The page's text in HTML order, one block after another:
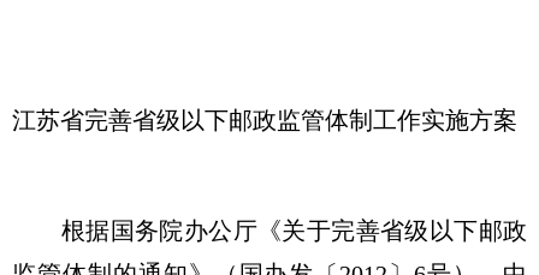
江苏省完善省级以下邮政监管体制工作实施方案
根据国务院办公厅《关于完善省级以下邮政